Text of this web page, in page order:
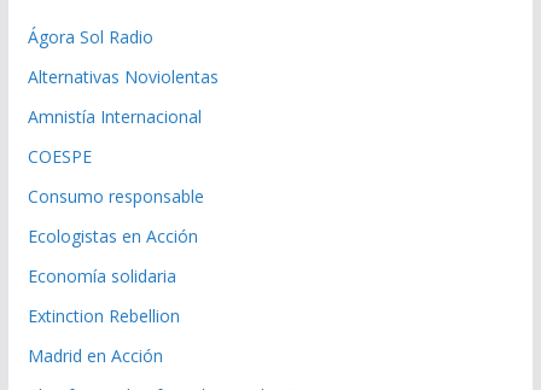
Ágora Sol Radio
Alternativas Noviolentas
Amnistía Internacional
COESPE
Consumo responsable
Ecologistas en Acción
Economía solidaria
Extinction Rebellion
Madrid en Acción